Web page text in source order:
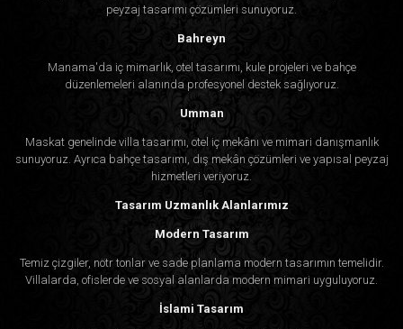
peyzaj tasarımı çözümleri sunuyoruz.
Bahreyn
Manama'da iç mimarlık, otel tasarımı, kule projeleri ve bahçe
düzenlemeleri alanında profesyonel destek sağlıyoruz.
Umman
Maskat genelinde villa tasarımı, otel iç mekânı ve mimari danışmanlık
sunuyoruz. Ayrıca bahçe tasarımı, dış mekân çözümleri ve yapısal peyzaj
hizmetleri veriyoruz.
Tasarım Uzmanlık Alanlarımız
Modern Tasarım
Temiz çizgiler, nötr tonlar ve sade planlama modern tasarımın temelidir.
Villalarda, ofislerde ve sosyal alanlarda modern mimari uyguluyoruz.
İslami Tasarım